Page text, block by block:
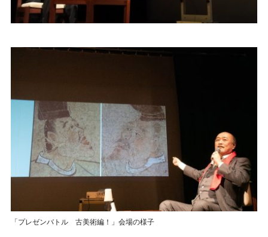
「プレゼンバトル 古美術編！」会場の様子